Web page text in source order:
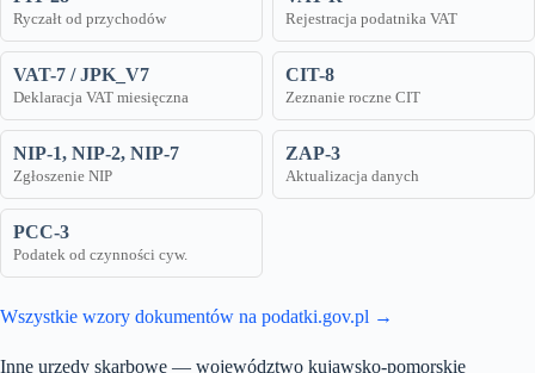
Ryczałt od przychodów Rejestracja podatnika VAT
VAT-7 / JPK_V7
Deklaracja VAT miesięczna
CIT-8
Zeznanie roczne CIT
NIP-1, NIP-2, NIP-7
Zgłoszenie NIP
ZAP-3
Aktualizacja danych
PCC-3
Podatek od czynności cyw.
Wszystkie wzory dokumentów na podatki.gov.pl →
Inne urzędy skarbowe — województwo kujawsko-pomorskie